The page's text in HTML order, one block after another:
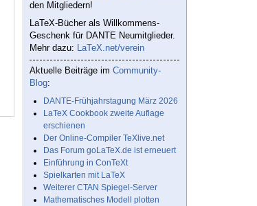
den Mitgliedern!
LaTeX-Bücher als Willkommens-
Geschenk für DANTE Neumitglieder.
Mehr dazu: LaTeX.net/verein
Aktuelle Beiträge im Community-
Blog:
DANTE-Frühjahrstagung März 2026
LaTeX Cookbook zweite Auflage
erschienen
Der Online-Compiler TeXlive.net
Das Forum goLaTeX.de ist erneuert
Einführung in ConTeXt
Spielkarten mit LaTeX
Weiterer CTAN Spiegel-Server
Mathematisches Modell plotten